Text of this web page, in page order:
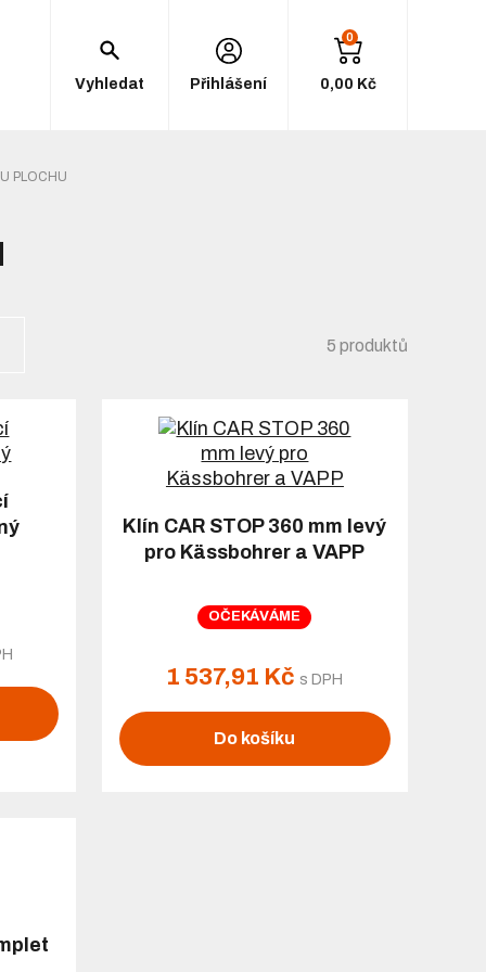
Vyhledat Přihlášení
0
0,00 Kč
PLOCHU
5 produktů
Klín CAR STOP 360 mm levý
pro Kässbohrer a VAPP
OČEKÁVÁME
1 537,91 Kč s DPH
Do košíku